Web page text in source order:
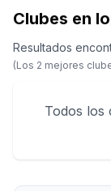
Clubes en
Resultados
(Los 2 mejores
Todos los